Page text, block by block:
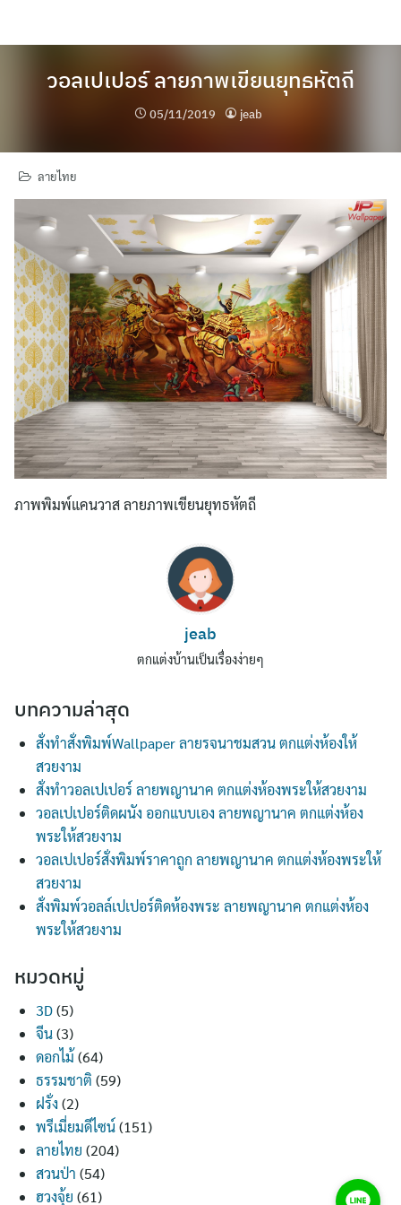
วอลเปเปอร์ ลายภาพเขียนยุทธหัตถี
05/11/2019 jeab
ลายไทย
ภาพพิมพ์แคนวาส ลายภาพเขียนยุทธหัตถี
jeab
ตกแต่งบ้านเป็นเรื่องง่ายๆ
บทความล่าสุด
สั่งทำสั่งพิมพ์Wallpaper ลายรจนาชมสวน ตกแต่งห้องให้
สวยงาม
สั่งทำวอลเปเปอร์ ลายพญานาค ตกแต่งห้องพระให้สวยงาม
วอลเปเปอร์ติดผนัง ออกแบบเอง ลายพญานาค ตกแต่งห้อง
พระให้สวยงาม
วอลเปเปอร์สั่งพิมพ์ราคาถูก ลายพญานาค ตกแต่งห้องพระให้
สวยงาม
สั่งพิมพ์วอลล์เปเปอร์ติดห้องพระ ลายพญานาค ตกแต่งห้อง
พระให้สวยงาม
หมวดหมู่
3D(5)
จีน(3)
ดอกไม้ (64)
ธรรมชาติ (59)
ฝรั่ง (2)
พรีเมี่ยมดีไซน์(151)
ลายไทย (204)
สวนป่า (54)
ฮวงจุ้ย (61)